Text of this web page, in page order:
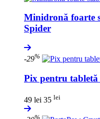
Minidronă foarte
Spider
-29%
Pix pentru tabletă
49 lei 35 lei
%